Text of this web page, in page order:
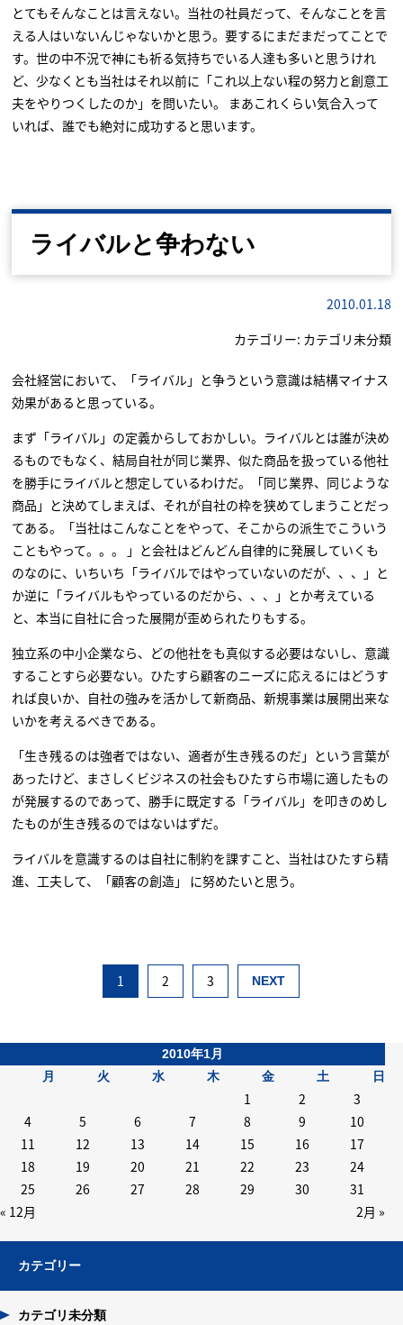
とてもそんなことは言えない。当社の社員だって、そんなことを言
える人はいないんじゃないかと思う。要するにまだまだってことで
す。世の中不況で神にも祈る気持ちでいる人達も多いと思うけれ
ど、少なくとも当社はそれ以前に「これ以上ない程の努力と創意工
夫をやりつくしたのか」を問いたい。 まあこれくらい気合入って
いれば、誰でも絶対に成功すると思います。
ライバルと争わない
2010.01.18
カテゴリー: カテゴリ未分類
会社経営において、「ライバル」と争うという意識は結構マイナス
効果があると思っている。
まず「ライバル」の定義からしておかしい。ライバルとは誰が決め
るものでもなく、結局自社が同じ業界、似た商品を扱っている他社
を勝手にライバルと想定しているわけだ。「同じ業界、同じような
商品」と決めてしまえば、それが自社の枠を狭めてしまうことだっ
てある。「当社はこんなことをやって、そこからの派生でこういう
こともやって。。。 」と会社はどんどん自律的に発展していくも
のなのに、いちいち「ライバルではやっていないのだが、、、」と
か逆に「ライバルもやっているのだから、、、」とか考えている
と、本当に自社に合った展開が歪められたりもする。
独立系の中小企業なら、どの他社をも真似する必要はないし、意識
することすら必要ない。ひたすら顧客のニーズに応えるにはどうす
れば良いか、自社の強みを活かして新商品、新規事業は展開出来な
いかを考えるべきである。
「生き残るのは強者ではない、適者が生き残るのだ」という言葉が
あったけど、まさしくビジネスの社会もひたすら市場に適したもの
が発展するのであって、勝手に既定する「ライバル」を叩きのめし
たものが生き残るのではないはずだ。
ライバルを意識するのは自社に制約を課すこと、当社はひたすら精
進、工夫して、「顧客の創造」 に努めたいと思う。
1 2 3 NEXT
2010年1月
月
火 水 木 金 土 日
« 12月 2月 »
1 2
3
4
5 6 7 8 9
10
11
12 13 14 15 16
17
18
19 20 21 22 23
24
25
26 27 28 29 30 31
カテゴリー
カテゴリ未分類